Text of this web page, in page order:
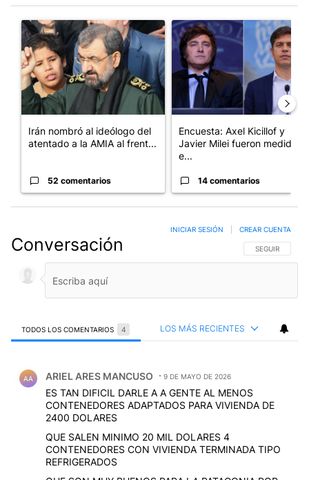
Un artículo de tendencia con el título "Irán nombró al ideólogo
Irán nombró al ideólogo del
atentado a la AMIA al frent...
52 comentarios
Un artículo de tendencia con
Encuesta: Axel Kicillof y
Javier Milei fueron medidos
e...
14 comentarios
Conversación SIGA ESTA
SEGUIR
INICIAR SESIÓN CREAR CUENTA
TODOS LOS COMENTARIOS 4 LOS MÁS RECIENTES
AA ARIEL ARES MANCUSO 9 DE MAYO DE 2026
ES TAN DIFICIL DARLE A A GENTE AL MENOS
CONTENEDORES ADAPTADOS PARA VIVIENDA DE
2400 DOLARES
QUE SALEN MINIMO 20 MIL DOLARES 4
CONTENEDORES CON VIVIENDA TERMINADA TIPO
REFRIGERADOS